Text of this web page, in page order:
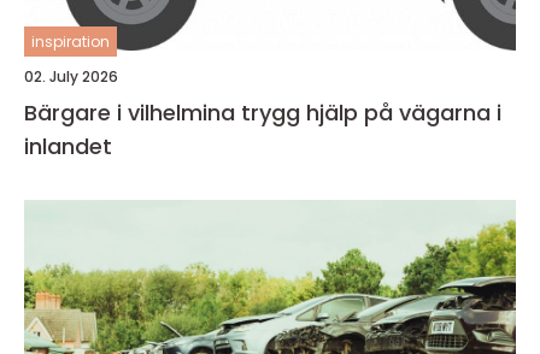
inspiration
02. July 2026
Bärgare i vilhelmina trygg hjälp på vägarna i
inlandet